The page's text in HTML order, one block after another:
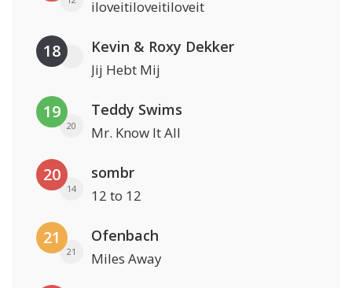
iloveitiloveitiloveit
18 Kevin & Roxy Dekker
Jij Hebt Mij
19
20
Teddy Swims
Mr. Know It All
20
14
sombr
12 to 12
21
21
Ofenbach
Miles Away